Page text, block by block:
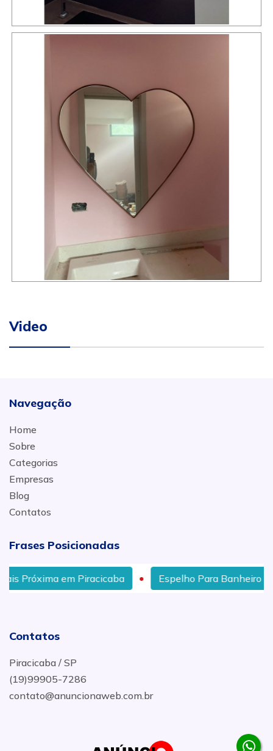
Video
Navegação
Home
Sobre
Categorias
Empresas
Blog
Contatos
Frases Posicionadas
em Piracicaba Espelho Para Banheiro em Saltinho
Contatos
Piracicaba / SP
(19)99905-7286
contato@anuncionaweb.com.br